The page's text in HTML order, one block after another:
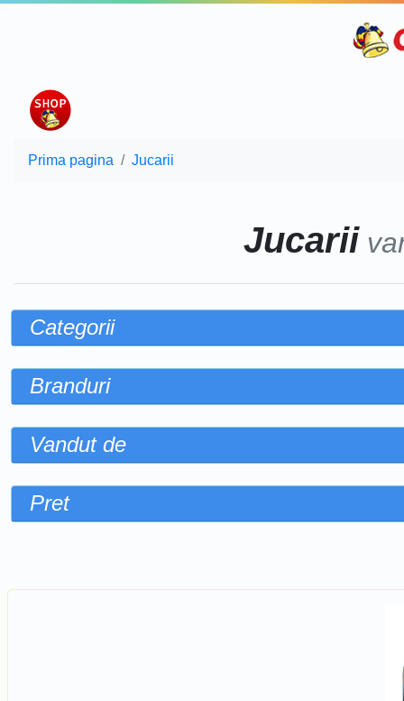
Prima pagina Jucarii
Jucarii
Categorii
Branduri
Vandut de
Pret